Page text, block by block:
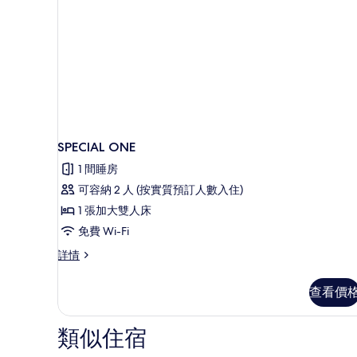
SPECIAL ONE
1 間睡房
可容納 2 人 (按實質預訂人數入住)
1 張加大雙人床
免費 Wi-Fi
詳情
SPECIAL
查看價
類似住宿